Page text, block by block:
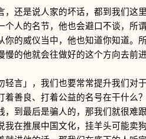
还是说人家的坏话，都到我们这
个人的名节，他也会避口不谈，所
你的威仪当中，他也知道你知道。
慢的他就会往做好的这个方向去前
言」，我们也要常常提升我们对
着善良、打着公益的名号在干什么
，到最后是骗人的，那我们就很难
我在推展中国文化，挂羊头可能卖